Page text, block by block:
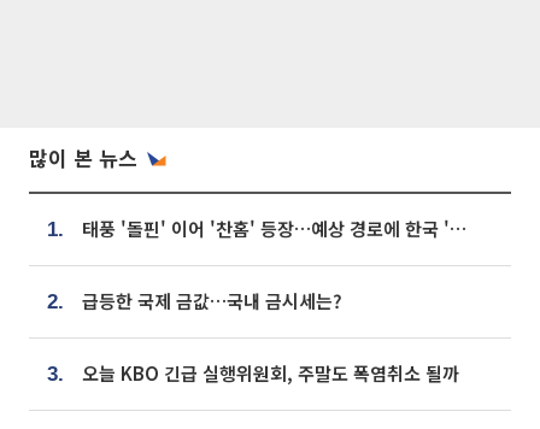
많이 본 뉴스
1. 태풍 '돌핀' 이어 '찬홈' 등장…예상 경로에 한국 '한숨'
2. 급등한 국제 금값…국내 금시세는?
3. 오늘 KBO 긴급 실행위원회, 주말도 폭염취소 될까